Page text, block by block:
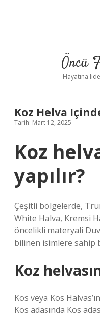
Öncü
Hayatına
Koz Helva
Tarih: Mart 12, 2025
Koz
yapılır?
Çeşitli bölgelerde,
White Halva, Kremsi
öncelikli materyali
bilinen isimlere sahip
Koz
Kos veya Kos
Kos adasında Kos